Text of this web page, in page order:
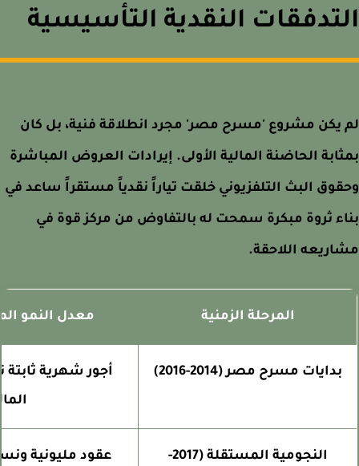
النقدية التأسيسية
يكن مشروع 'مسرح مصر' مجرد انطلاقة فنية، بل كان
الحاضنة المالية الأولى. إيرادات العروض المباشرة
البث التلفزيوني خلقت تياراً نقدياً مستقراً ساعد في
ثروة مبكرة سمحت له بالتفاوض من مركز قوة في
اللاحقة.
المرحلة الزمنية معدل النمو
بدايات مسرح مصر (2014-2016)
أجور شهرية ثابتة
المالي
النجومية المستقلة (2017-
عقود مليونية